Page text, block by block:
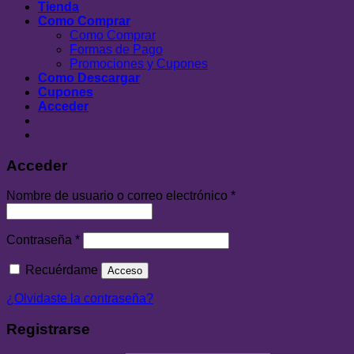
Tienda
Como Comprar
Como Comprar
Formas de Pago
Promociones y Cupones
Como Descargar
Cupones
Acceder
Acceder
Nombre de usuario o correo electrónico *
Contraseña *
Recuérdame Acceso
¿Olvidaste la contraseña?
Registrarse